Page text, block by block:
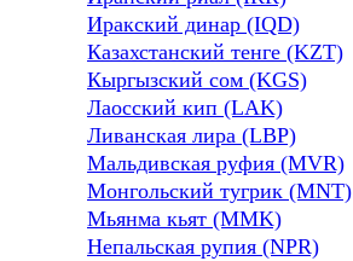
Иракский динар (IQD)
Казахстанский тенге (KZT)
Кыргызский сом (KGS)
Лаосский кип (LAK)
Ливанская лира (LBP)
Мальдивская руфия (MVR)
Монгольский тугрик (MNT)
Мьянма кьят (MMK)
Непальская рупия (NPR)